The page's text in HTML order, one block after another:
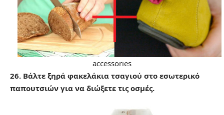
accessories
26. Βάλτε ξηρά φακελάκια τσαγιού στο εσωτερικό
παπουτσιών για να διώξετε τις οσμές.